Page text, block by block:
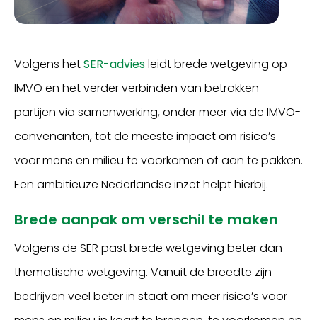
Volgens hetSER-adviesleidt brede wetgeving op
IMVO en het verder verbinden van betrokken
partijen via samenwerking, onder meer via de IMVO-
convenanten, tot de meeste impact om risico’s
voor mens en milieu te voorkomen of aan te pakken.
Een ambitieuze Nederlandse inzet helpt hierbij.
Brede aanpak om verschil te maken
Volgens de SER past brede wetgeving beter dan
thematische wetgeving. Vanuit de breedte zijn
bedrijven veel beter in staat om meer risico’s voor